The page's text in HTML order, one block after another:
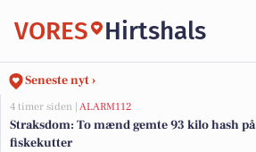
VORES Hirtshals
Seneste nyt ›
4 timer siden | ALARM112
Straksdom: To mænd gemte 93 kilo hash på
fiskekutter